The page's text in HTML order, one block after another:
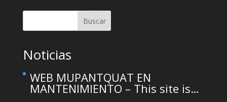
pattern Buscar
Noticias
WEB MUPANTQUAT EN
MANTENIMIENTO – This site is